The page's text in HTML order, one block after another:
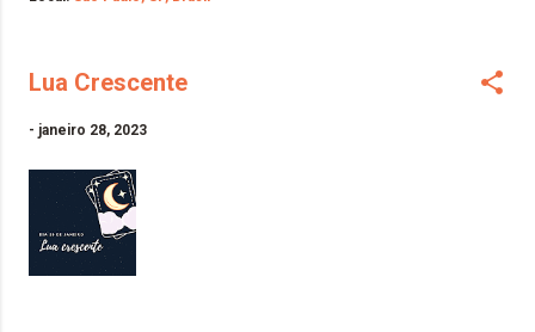
Lua Crescente
- janeiro 28, 2023